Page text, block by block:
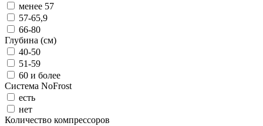
менее 57
57-65,9
66-80
Глубина (см)
40-50
51-59
60 и более
Система NoFrost
есть
нет
Количество компрессоров